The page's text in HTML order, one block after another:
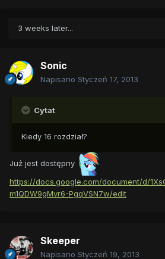
3 weeks later...
Sonic
Napisano Styczeń 17, 2013
Cytat
Kiedy 16 rozdział?
Już jest dostępny
https://docs.google.com/document/d/
m1QDW9gMvr6-PgqVSN7w/edit
Skeeper
Napisano Styczeń 19, 2013